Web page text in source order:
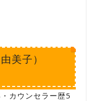
美子）
カウンセラー歴5